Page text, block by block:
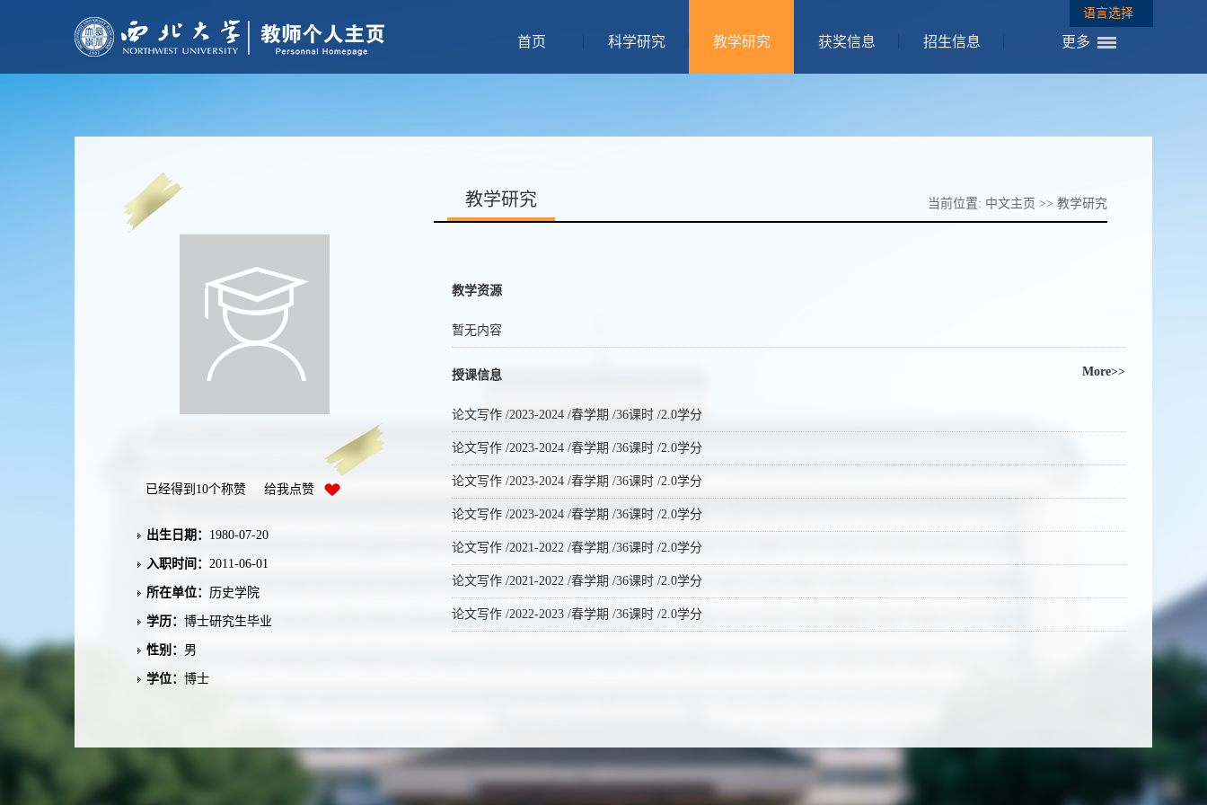
语言选择
首页 科学研究 教学研究 获奖信息 招生信息 更多
已经得到 10个称赞 给我点赞
出生日期： 1980-07-20
入职时间： 2011-06-01
所在单位： 历史学院
学历： 博士研究生毕业
性别： 男
学位： 博士
教学研究 当前位置: 中文主页 >> 教学研究
教学资源
暂无内容
授课信息 More>>
论文写作 /2023-2024 /春学期 /36课时 /2.0学分
论文写作 /2023-2024 /春学期 /36课时 /2.0学分
论文写作 /2023-2024 /春学期 /36课时 /2.0学分
论文写作 /2023-2024 /春学期 /36课时 /2.0学分
论文写作 /2021-2022 /春学期 /36课时 /2.0学分
论文写作 /2021-2022 /春学期 /36课时 /2.0学分
论文写作 /2022-2023 /春学期 /36课时 /2.0学分
宋元文献研读 /2020-2021 /春学期 /36课时 /2.0学分
论文写作 /2020-2021 /春学期 /36课时 /2.0学分